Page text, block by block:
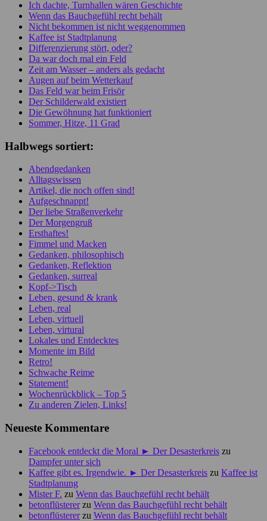
Ich dachte, Turnhallen wären Geschichte
Wenn das Bauchgefühl recht behält
Nicht bekommen ist nicht weggenommen
Kaffee ist Stadtplanung
Differenzierung stört, oder?
Da war doch mal ein Feld
Zeit am Wasser – anders als gedacht
Augen auf beim Wetterkauf
Das Feld war beim Frisör
Der Schilderwald existiert
Die Gewöhnung hat funktioniert
Sommer, Hitze, 11 Grad
Halbwegs sortiert:
Abendgedanken
Alltagswissen
Artikel, die noch offen sind!
Aufgeschnappt!
Der liebe Straßenverkehr
Der Morgengruß
Ersthaftes!
Fimmel und Macken
Gedanken, philosophisch
Gedanken, Reflektion
Gedanken, surreal
Kopf->Tisch
Leben, gesund & krank
Leben, real
Leben, virtuell
Leben, virtural
Lokales und Entdecktes
Momente im Bild
Retro!
Schwache Reime
Statement!
Wochenrückblick – Top 5
Zu anderen Zielen, Links!
Neueste Kommentare
Facebook entdeckt die Moral ► Der Desasterkreis zu
Dampfer unter sich
Kaffee gibt es. Irgendwie. ► Der Desasterkreis zu Kaffee ist
Stadtplanung
Mister F. zu Wenn das Bauchgefühl recht behält
betonflüstererzu Wenn das Bauchgefühl recht behält
betonflüstererzu Wenn das Bauchgefühl recht behält